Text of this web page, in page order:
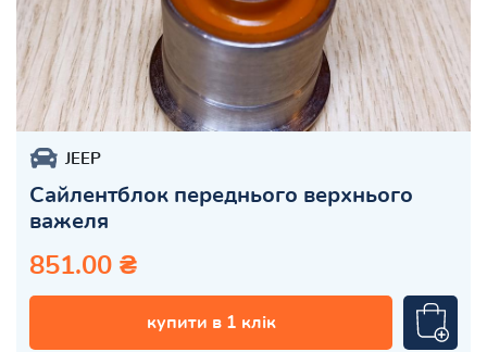
JEEP
Сайлентблок переднього верхнього
важеля
851.00 ₴
купити в 1 клік